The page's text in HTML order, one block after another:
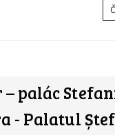
– palác
- Palatul